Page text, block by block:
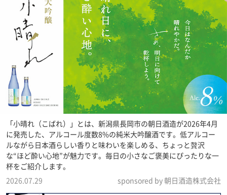
「小晴れ（こばれ）」とは、新潟県長岡市の朝日酒造が2026年4月
に発売した、アルコール度数8%の純米大吟醸酒です。低アルコー
ルながら日本酒らしい香りと味わいを楽しめる、ちょっと贅沢
な“ほど酔い心地”が魅力です。毎日の小さなご褒美にぴったりな一
杯をご紹介します。
2026.07.29
sponsored by 朝日酒造株式会社